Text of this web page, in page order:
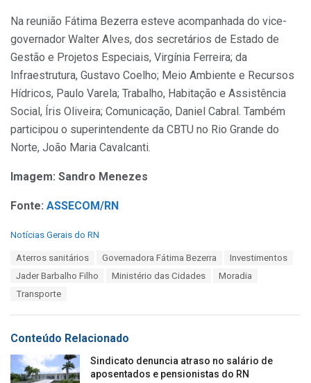
Na reunião Fátima Bezerra esteve acompanhada do vice-
governador Walter Alves, dos secretários de Estado de
Gestão e Projetos Especiais, Virgínia Ferreira; da
Infraestrutura, Gustavo Coelho; Meio Ambiente e Recursos
Hídricos, Paulo Varela; Trabalho, Habitação e Assistência
Social, Íris Oliveira; Comunicação, Daniel Cabral. Também
participou o superintendente da CBTU no Rio Grande do
Norte, João Maria Cavalcanti.
Imagem: Sandro Menezes
Fonte: ASSECOM/RN
C
e
Notícias Gerais do RN
Aterros sanitários Governadora Fátima Bezerra
Investimentos
Jader Barbalho Filho
Ministério das Cidades
Moradia
Transporte
Conteúdo Relacionado
Sindicato denuncia atraso no salário de
aposentados e pensionistas do RN